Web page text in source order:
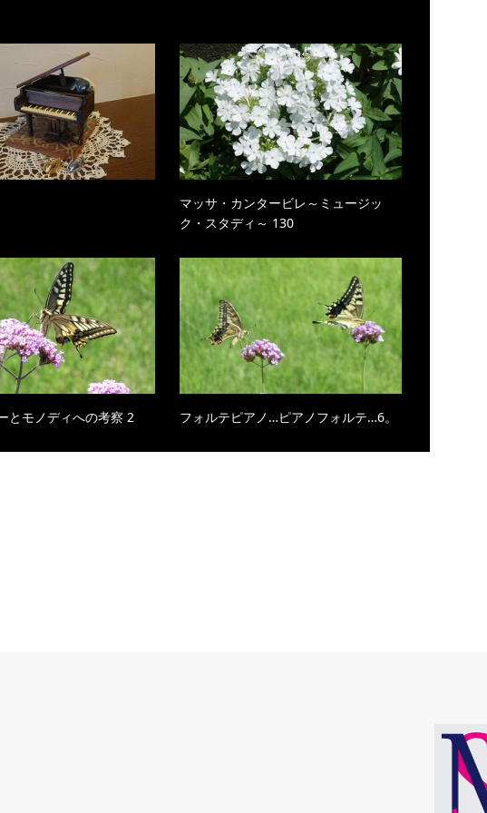
マッサ・カンタービレ～ミュージッ
ク・スタディ～ 130
とモノディへの考察 2 フォルテピアノ…ピアノフォルテ…6。